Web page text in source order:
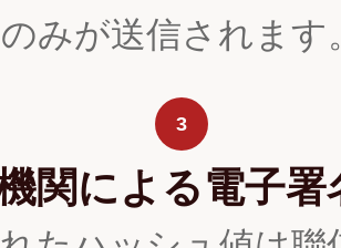
のみが送信されます
3
関による電子署